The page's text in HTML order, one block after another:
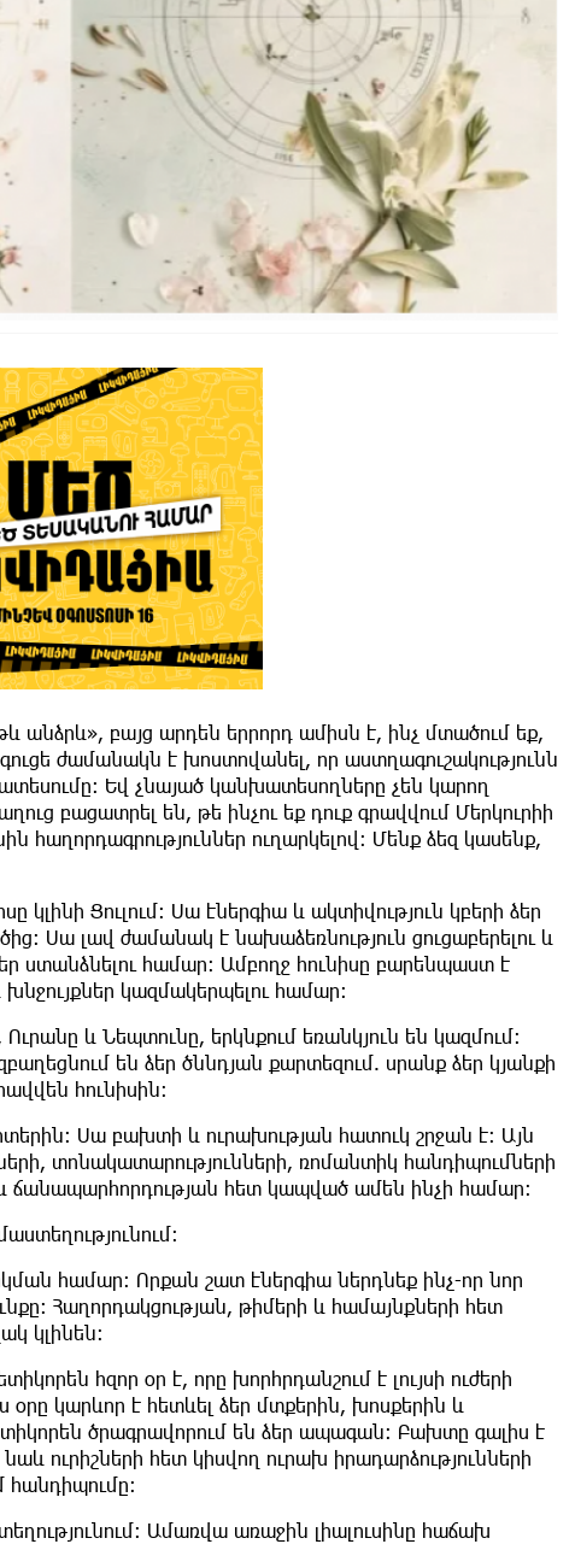
անձրև», բայց արդեն երրորդ ամիսն է, ինչ մտածում եք,
ժամանակն է խոստովանել, որ աստղագուշակությունն
Եվ չնայած կանխատեսողները չեն կարող
բացատրել են, թե ինչու եք դուք գրավվում Մերկուրիի
հաղորդագրություններ ուղարկելով: Մենք ձեզ կասենք,
Ցուլում: Սա էներգիա և ակտիվություն կբերի ձեր
Սա լավ ժամանակ է նախաձեռնություն ցուցաբերելու և
ստանձնելու համար: Ամբողջ հունիսը բարենպաստ է
կազմակերպելու համար։
և Նեպտունը, երկնքում եռանկյուն են կազմում:
են ձեր ծննդյան քարտեզում. սրանք ձեր կյանքի
հունիսին։
Սա բախտի և ուրախության հատուկ շրջան է։ Այն
տոնակատարությունների, ռոմանտիկ հանդիպումների
ճանապարհորդության հետ կապված ամեն ինչի համար։
համար։ Որքան շատ էներգիա ներդնեք ինչ-որ նոր
Հաղորդակցության, թիմերի և համայնքների հետ
կլինեն։
հզոր օր է, որը խորհրդանշում է լույսի ուժերի
կարևոր է հետևել ձեր մտքերին, խոսքերին և
ծրագրավորում են ձեր ապագան։ Բախտը գալիս է
ուրիշների հետ կիսվող ուրախ իրադարձությունների
հանդիպումը։
Ամառվա առաջին լիալուսինը հաճախ